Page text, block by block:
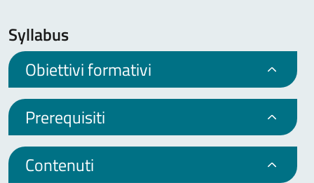
Syllabus
Obiettivi formativi
Prerequisiti
Contenuti